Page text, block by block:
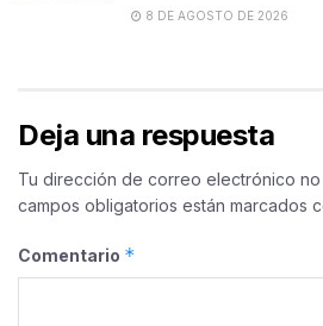
8 DE AGOSTO DE 2026
Deja una respuesta
Tu dirección de correo electrónico no
campos obligatorios están marcados
Comentario *